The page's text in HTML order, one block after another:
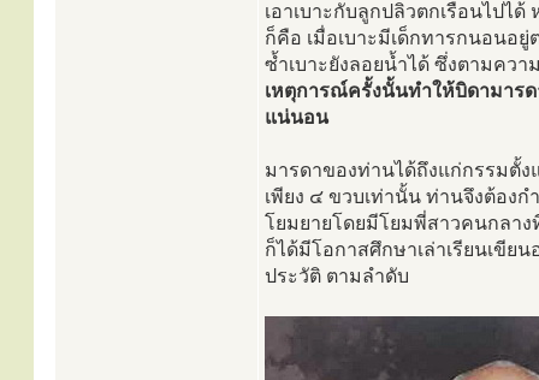
เอาเบาะกับลูกปลิวตกเรือนไปไ
ก็คือ เมื่อเบาะมีเด็กทารกนอนอยู่
ซ้ำเบาะยังลอยน้ำได้ ซึ่งตามควา
เหตุการณ์ครั้งนั้นทำให้บิดามาร
แน่นอน
มารดาของท่านได้ถึงแก่กรรมตั้
เพียง ๔ ขวบเท่านั้น ท่านจึงต้องก
โยมยายโดยมีโยมพี่สาวคนกลา
ก็ได้มีโอกาสศึกษาเล่าเรียนเขีย
ประวัติ ตามลำดับ